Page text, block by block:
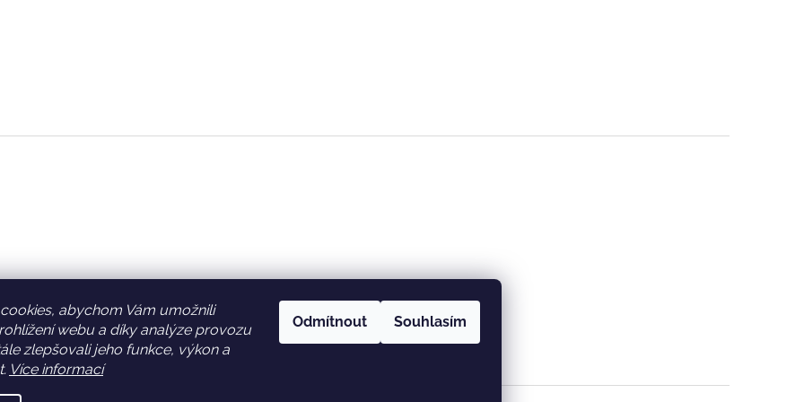
abychom Vám umožnili
webu a díky analýze provozu
zlepšovali jeho funkce, výkon a
Více informací
Odmítnout Souhlasím
Facebook Věrnostní slevy